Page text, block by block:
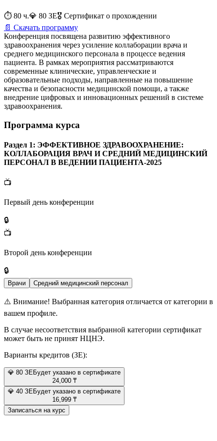
⏱️ 80 ч.💎 80 ЗЕ🎖️ Сертификат о прохождении
📄 Скачать программу
Конференция посвящена развитию эффективного
здравоохранения через усиление коллаборации врача и
среднего медицинского персонала в процессе ведения
пациента. В рамках мероприятия рассматриваются
современные клинические, управленческие и
образовательные подходы, направленные на повышение
качества и безопасности медицинской помощи, а также
внедрение цифровых и инновационных решений в системе
здравоохранения.
Программа курса
Раздел 1: ЭФФЕКТИВНОЕ ЗДРАВООХРАНЕНИЕ:
КОЛЛАБОРАЦИЯ ВРАЧ И СРЕДНИЙ МЕДИЦИНСКИЙ
ПЕРСОНАЛ В ВЕДЕНИИ ПАЦИЕНТА-2025
📺
Первый день конференции
🔒
📺
Второй день конференции
🔒
Врачи Средний медицинский персонал
⚠️ Внимание! Выбранная категория отличается от категории в
вашем профиле.
В случае несоответствия выбранной категории сертификат
может быть не принят НЦНЭ.
Варианты кредитов (ЗЕ):
💎 80 ЗЕБудет указано в сертификате
24,000₸
💎 40 ЗЕБудет указано в сертификате
16,999₸
Записаться на курс